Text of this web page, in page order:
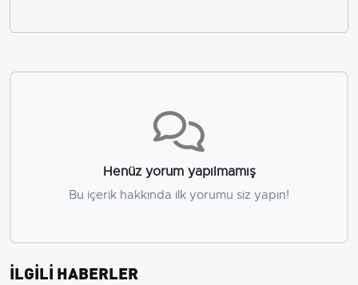
Henüz yorum yapılmamış
Bu içerik hakkında ilk yorumu siz yapın!
İLGİLİ HABERLER